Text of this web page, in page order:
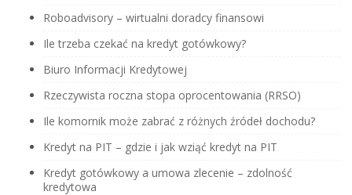
Roboadvisory – wirtualni doradcy finansowi
Ile trzeba czekać na kredyt gotówkowy?
Biuro Informacji Kredytowej
Rzeczywista roczna stopa oprocentowania (RRSO)
Ile komornik może zabrać z różnych źródeł dochodu?
Kredyt na PIT – gdzie i jak wziąć kredyt na PIT
Kredyt gotówkowy a umowa zlecenie – zdolność
kredytowa